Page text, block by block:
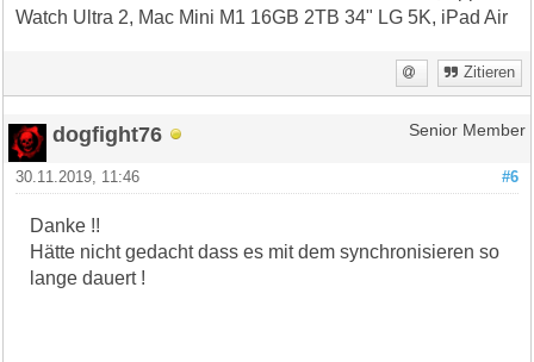
Watch Ultra 2, Mac Mini M1 16GB 2TB 34" LG 5K, iPad Air
Zitieren
dogfight76 Senior Member
#6
30.11.2019, 11:46
Danke !!
Hätte nicht gedacht dass es mit dem synchronisieren so
lange dauert !